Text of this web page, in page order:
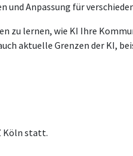
und Anpassung für
zu lernen, wie KI Ihre
aktuelle Grenzen der KI,
Köln statt.